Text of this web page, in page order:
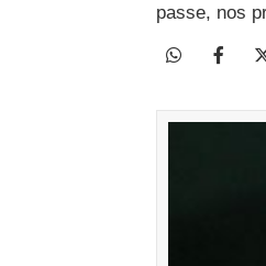
passe, nos